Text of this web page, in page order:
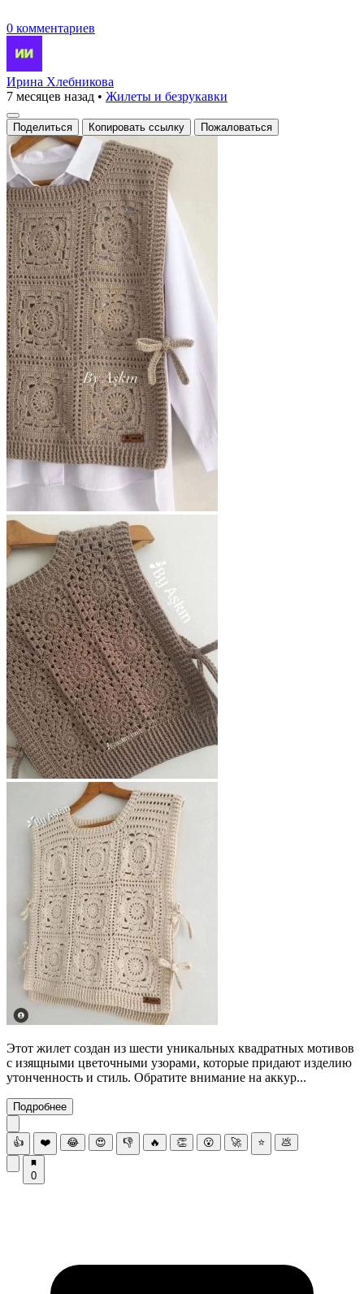
0 комментариев
Ирина Хлебникова
7 месяцев назад • Жилеты и безрукавки
Поделиться Копировать ссылку Пожаловаться
Этот жилет создан из шести уникальных квадратных мотивов
с изящными цветочными узорами, которые придают изделию
утонченность и стиль. Обратите внимание на аккур...
Подробнее
👍 ❤️ 😂 😍 👎 🔥 👏 😮 🚀 ⭐ 💩
0